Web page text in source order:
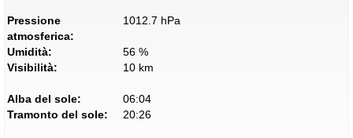
Pressione
atmosferica:
1012.7 hPa
Umidità:
56 %
Visibilità:
10 km
Alba del sole:
06:04
Tramonto del sole:
20:26